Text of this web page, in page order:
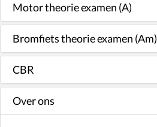
Motor theorie examen (A)
Bromfiets theorie examen (Am)
CBR
Over ons